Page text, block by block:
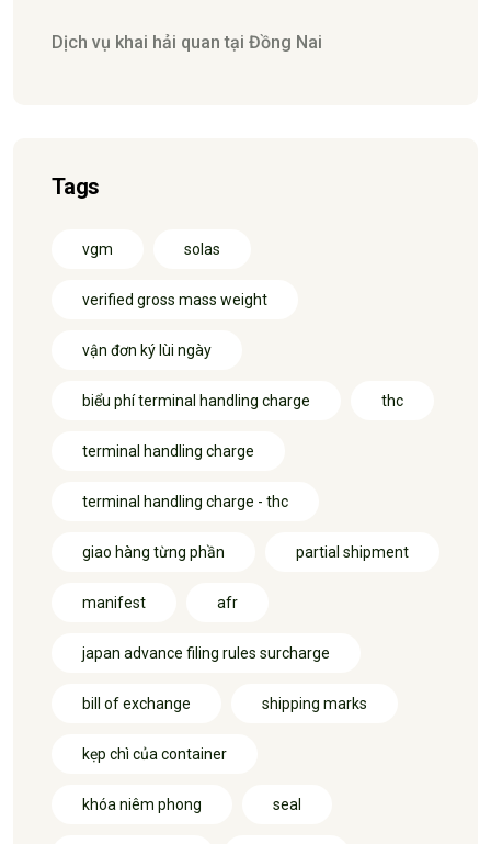
Dịch vụ khai hải quan tại Đồng Nai
Tags
vgm solas
verified gross mass weight
vận đơn ký lùi ngày
biểu phí terminal handling charge thc
terminal handling charge
terminal handling charge - thc
giao hàng từng phần partial shipment
manifest afr
japan advance filing rules surcharge
bill of exchange shipping marks
kẹp chì của container
khóa niêm phong seal